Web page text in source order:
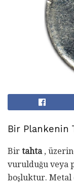
Bir Plankenin
Bir tahta,
vurulduğu veya
boşluktur. Metal